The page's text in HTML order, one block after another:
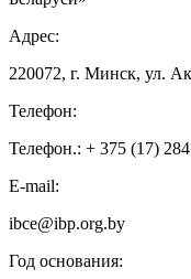
Адрес:
220072, г. Минск, ул.
Телефон:
Телефон.: + 375 (17)
E-mail:
ibce@ibp.org.by
Год основания: